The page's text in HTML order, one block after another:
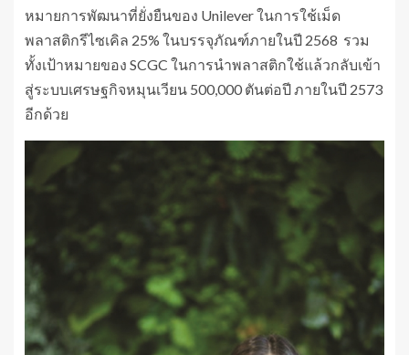
หมายการพัฒนาที่ยั่งยืนของ Unilever ในการใช้เม็ด
พลาสติกรีไซเคิล 25% ในบรรจุภัณฑ์ภายในปี 2568 รวม
ทั้งเป้าหมายของ SCGC ในการนำพลาสติกใช้แล้วกลับเข้า
สู่ระบบเศรษฐกิจหมุนเวียน 500,000 ตันต่อปี ภายในปี 2573
อีกด้วย